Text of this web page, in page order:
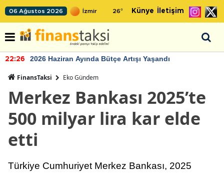
06 Ağustos 2026 26° Künye İletişim
22:26 2026 Haziran Ayında Bütçe Artışı Yaşandı
FinansTaksi Eko Gündem
Merkez Bankası 2025’te
500 milyar lira kar elde
etti
Türkiye Cumhuriyet Merkez Bankası, 2025